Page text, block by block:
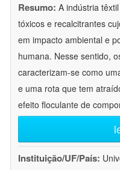
Resumo: A indústria
tóxicos e recalcitrantes
em impacto ambiental e
humana. Nesse sentido,
caracterizam-se como
e uma rota que tem
efeito floculante de
Instituição/UF/País: